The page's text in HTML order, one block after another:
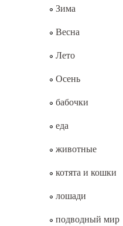
Зима
Весна
Лето
Осень
бабочки
еда
животные
котята и кошки
лошади
подводный мир